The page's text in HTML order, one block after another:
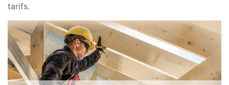
tarifs.